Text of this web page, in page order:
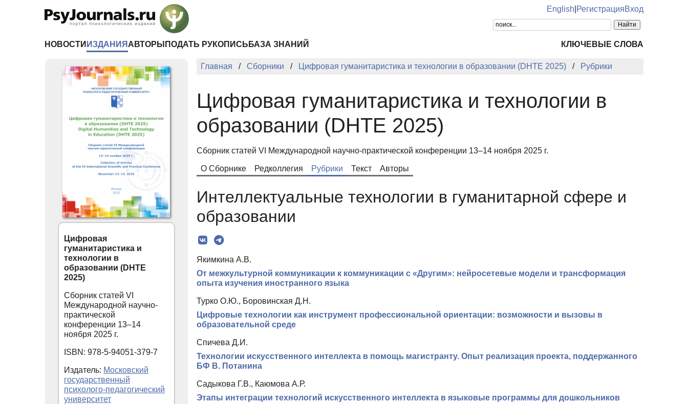
English РегистрацияВход
НОВОСТИ ИЗДАНИЯ АВТОРЫ ПОДАТЬ РУКОПИСЬ БАЗА ЗНАНИЙ КЛЮЧЕВЫЕ СЛОВА
Главная Сборники Цифровая гуманитаристика и технологии в образовании (DHTE 2025) Рубрики
Цифровая гуманитаристика и технологии в
образовании (DHTE 2025)
Сборник статей VI Международной научно-практической конференции 13–14 ноября 2025 г.
О Сборнике Редколлегия Рубрики Текст Авторы
Интеллектуальные технологии в гуманитарной сфере и
образовании
Якимкина А.В.
От межкультурной коммуникации к коммуникации с «Другим»: нейросетевые модели и трансформация
опыта изучения иностранного языка
Турко О.Ю., Боровинская Д.Н.
Цифровые технологии как инструмент профессиональной ориентации: возможности и вызовы в
образовательной среде
Спичева Д.И.
Технологии искусственного интеллекта в помощь магистранту. Опыт реализация проекта, поддержанного
БФ В. Потанина
Садыкова Г.В., Каюмова А.Р.
Этапы интеграции технологий искусственного интеллекта в языковые программы для дошкольников
Цифровая
гуманитаристика и
технологии в
образовании (DHTE
2025)
Сборник статей VI
Международной научно-
практической
конференции 13–14
ноября 2025 г.
ISBN: 978-5-94051-379-7
Издатель: Московский
государственный
психолого-педагогический
университет